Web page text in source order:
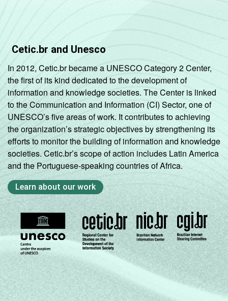
INSTALADA NO
LABORATÓRIO DE
INFORMÁTICA
5 95
1Base: 1.535 professores.
Fonte: NIC.br - set/dez 2010
Cetic.br and Unesco
In 2012, Cetic.br became a UNESCO Category 2 Center,
the first of its kind dedicated to the development of
information and knowledge societies. The Center is linked
to the Communication and Information (CI) Sector, one of
UNESCO’s five areas of work. It contributes to achieving
the organization’s strategic objectives by strengthening its
efforts to monitor the building of information and knowledge
societies. Cetic.br’s scope of action includes Latin America
and the Portuguese-speaking countries of Africa.
Learn about our work